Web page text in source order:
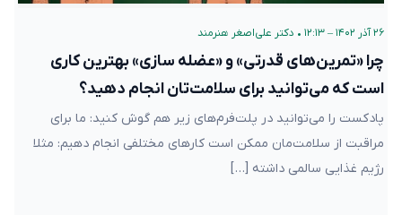
۲۶ آذر ۱۴۰۲ – ۱۲:۱۳ • دکتر علی‌اصغر هنرمند
چرا «تمرین‌های قدرتی» و «عضله سازی» بهترین کاری
است که می‌توانید برای سلامت‌تان انجام دهید؟
پادکست را می‌توانید در پلت‌فرم‌های زیر هم گوش کنید: ما برای
مراقبت از سلامت‌مان ممکن است کارهای مختلفی انجام دهیم: مثلا
رژیم غذایی سالمی داشته […]